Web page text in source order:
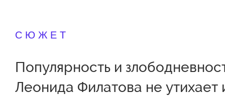
СЮЖЕТ
Популярность и
Леонида Филатова не утихает